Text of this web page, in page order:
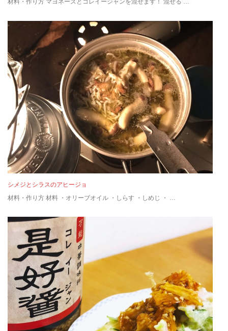
材料・作り方 マヨネーズとコレイージャンを混ぜます！ 混ぜる …
シメジとシラスのアヒージョ
材料・作り方 材料 ・オリーブオイル ・しらす ・しめじ ・ …